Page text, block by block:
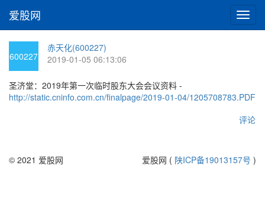
切
换
爱股网
600227
赤天化(600227)
2019-01-05 06:13:06
圣济堂：2019年第一次临时股东大会会议资料 -
http://static.cninfo.com.cn/finalpage/2019-01-04/1205708783.PDF
评论
© 2021 爱股网 爱股网 ( 陕ICP备19013157号 )